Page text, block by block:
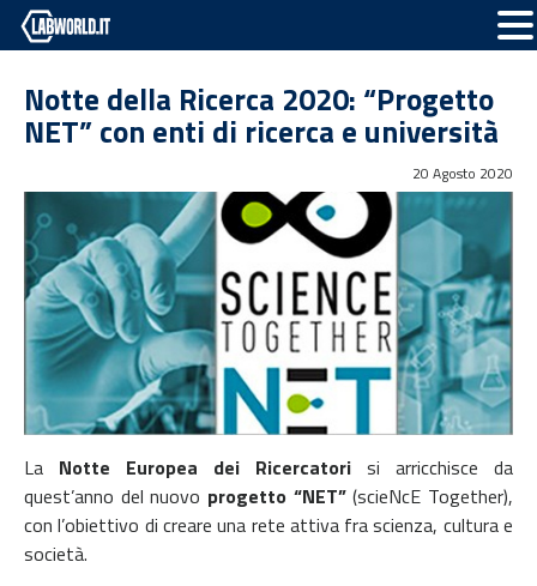
Notte della Ricerca 2020: “Progetto
NET” con enti di ricerca e università
20 Agosto 2020
La Notte Europea dei Ricercatori si arricchisce da
quest’anno del nuovo progetto “NET”(scieNcE Together),
con l’obiettivo di creare una rete attiva fra scienza, cultura e
società.